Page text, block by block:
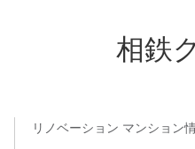
相鉄
リノベーション マンション